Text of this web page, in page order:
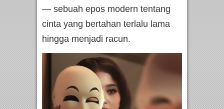
— sebuah epos modern tentang
cinta yang bertahan terlalu lama
hingga menjadi racun.